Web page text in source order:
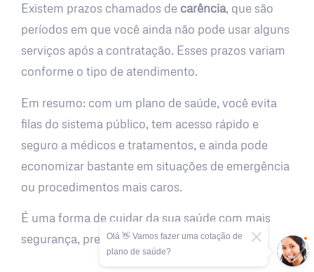
Existem prazos chamados de carência, que são
períodos em que você ainda não pode usar alguns
serviços após a contratação. Esses prazos variam
conforme o tipo de atendimento.
Em resumo: com um plano de saúde, você evita
filas do sistema público, tem acesso rápido e
seguro a médicos e tratamentos, e ainda pode
economizar bastante em situações de emergência
ou procedimentos mais caros.
É uma forma de cuidar da sua saúde com mais
segurança, previsibilidade e tranquilidade.
Olá 👋 Vamos fazer uma cotação de
plano de saúde?